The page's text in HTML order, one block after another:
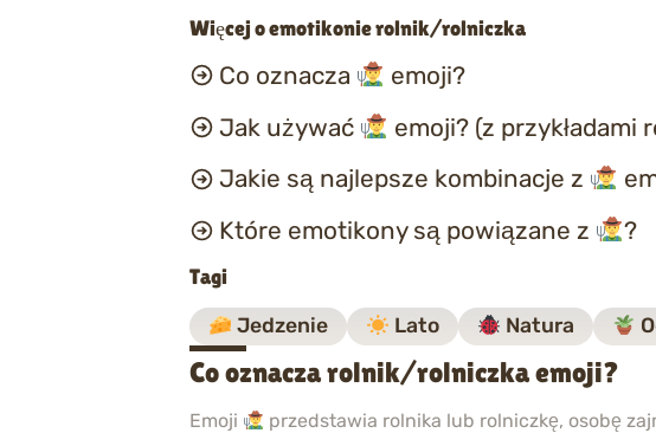
Więcej o emotikonie rolnik/rolniczka
Co oznacza
emoji?
Jak używać
emoji? (z przykładami
Jakie są najlepsze kombinacje z
Które emotikony są powiązane z
?
Tagi
Jedzenie Lato Natura
Co oznacza rolnik/rolniczka emoji?
Emoji
przedstawia rolnika lub rolniczkę, osobę